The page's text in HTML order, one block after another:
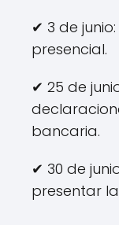
✔ 3 de
presencial.
✔ 25 de
bancaria.
✔ 30 de
presentar